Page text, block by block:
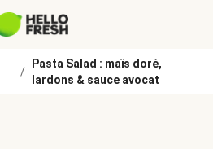
/
Pasta Salad : maïs doré,
lardons & sauce avocat